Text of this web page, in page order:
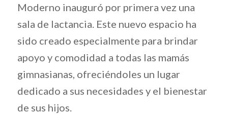
Moderno inauguró por primera vez una
sala de lactancia. Este nuevo espacio ha
sido creado especialmente para brindar
apoyo y comodidad a todas las mamás
gimnasianas, ofreciéndoles un lugar
dedicado a sus necesidades y el bienestar
de sus hijos.